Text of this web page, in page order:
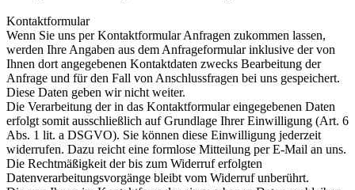
Kontaktformular
Wenn Sie uns per Kontaktformular Anfragen zukommen lassen,
werden Ihre Angaben aus dem Anfrageformular inklusive der von
Ihnen dort angegebenen Kontaktdaten zwecks Bearbeitung der
Anfrage und für den Fall von Anschlussfragen bei uns gespeichert.
Diese Daten geben wir nicht weiter.
Die Verarbeitung der in das Kontaktformular eingegebenen Daten
erfolgt somit ausschließlich auf Grundlage Ihrer Einwilligung (Art. 6
Abs. 1 lit. a DSGVO). Sie können diese Einwilligung jederzeit
widerrufen. Dazu reicht eine formlose Mitteilung per E-Mail an uns.
Die Rechtmäßigkeit der bis zum Widerruf erfolgten
Datenverarbeitungsvorgänge bleibt vom Widerruf unberührt.